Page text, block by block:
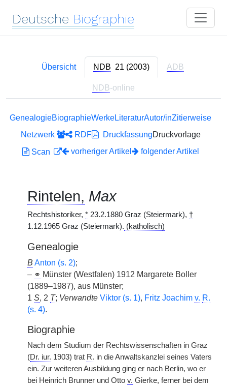
Deutsche Biographie
Übersicht NDB 21 (2003) ADB
NDB-online
GenealogieBiographieWerkeLiteraturAutor/inZitierweise
Netzwerk
RDF DruckfassungDruckvorlage
Scan
vorheriger Artikel folgender Artikel
Rintelen, Max
Rechtshistoriker, * 23.2.1880 Graz (Steiermark), †
1.12.1965 Graz (Steiermark). (katholisch)
Genealogie
B Anton (s. 2);
– ⚭ Münster (Westfalen) 1912 Margarete Boller
(1889–1987), aus Münster;
1 S, 2 T; Verwandte Viktor (s. 1), Fritz Joachim v. R.
(s. 4).
Biographie
Nach dem Studium der Rechtswissenschaften in Graz
(Dr. iur. 1903) trat R. in die Anwaltskanzlei seines Vaters
ein. Zur weiteren Ausbildung ging er nach Berlin, wo er
bei Heinrich Brunner und Otto v. Gierke, ferner bei dem